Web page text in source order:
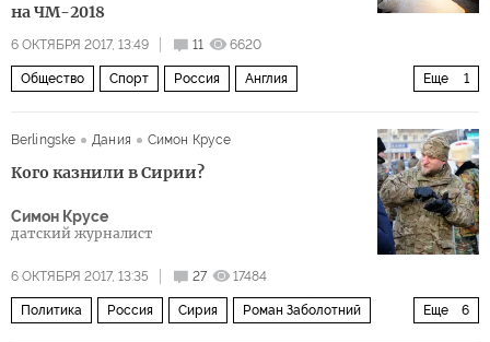
на ЧМ-2018
6 ОКТЯБРЯ 2017, 13:49 11 6620
Еще 1
Общество Спорт Россия Англия
Berlingske
Дания Симон Крусе
Кого казнили в Сирии?
Симон Крусе
датский журналист
6 ОКТЯБРЯ 2017, 13:35 27 17484
Еще 6
Политика Россия Сирия Роман Заболотний